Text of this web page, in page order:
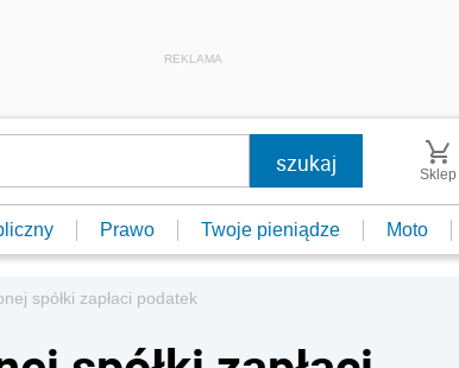
REKLAMA
Sklep
Prawo Twoje pieniądze Moto
spółki zapłaci podatek